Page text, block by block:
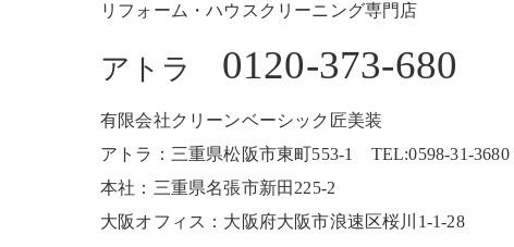
リフォーム・ハウスクリーニング専門店
アトラ 0120-373-680
有限会社クリーンベーシック匠美装
アトラ：三重県松阪市東町553-1 TEL:0598-31-
本社：三重県名張市新田225-2
大阪オフィス：大阪府大阪市浪速区桜川1-1-28